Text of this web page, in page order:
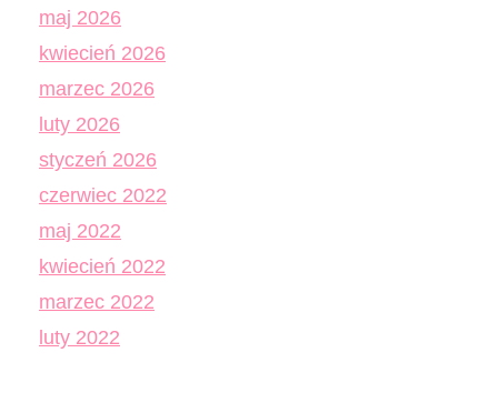
maj 2026
kwiecień 2026
marzec 2026
luty 2026
styczeń 2026
czerwiec 2022
maj 2022
kwiecień 2022
marzec 2022
luty 2022